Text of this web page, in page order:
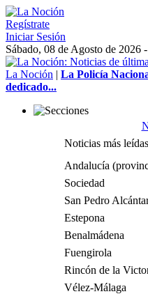
Regístrate
Iniciar Sesión
Sábado, 08 de Agosto de 2026
La Noción | La Policía
dedicado...
Noticias más leídas
Andalucía
Sociedad
San Pedro
Estepona
Benalmádena
Fuengirola
Rincón de la
Vélez-Málaga